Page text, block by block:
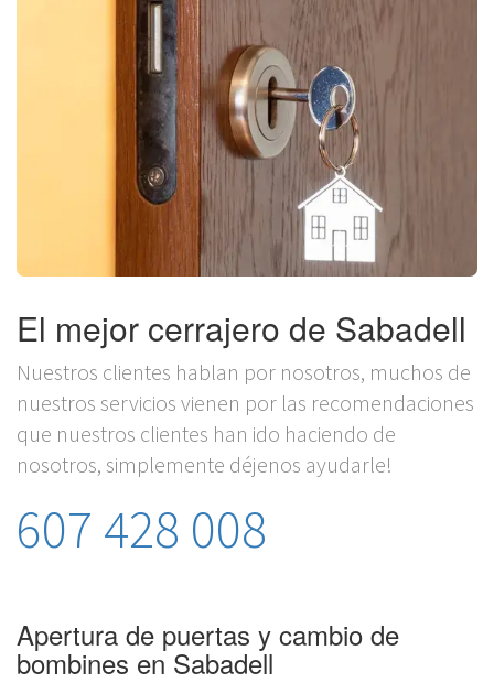
El mejor cerrajero de Sabadell
Nuestros clientes hablan por nosotros, muchos de
nuestros servicios vienen por las recomendaciones
que nuestros clientes han ido haciendo de
nosotros, simplemente déjenos ayudarle!
607 428 008
Apertura de puertas y cambio de
bombines en Sabadell